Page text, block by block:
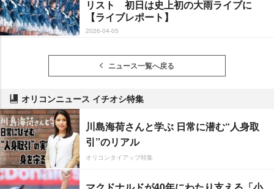
リスト 初日は史上初の大雨ライブに
【ライブレポート】
2026-04-05
ニュース一覧へ戻る
オリコンニュース イチオシ特集
川島海荷さんと学ぶ 日常に潜む“人身取
引”のリアル
オリコンタイアップ特集